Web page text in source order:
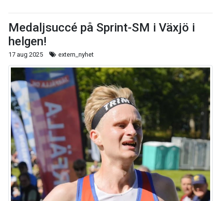
Medaljsuccé på Sprint-SM i Växjö i
helgen!
17 aug 2025 extern_nyhet